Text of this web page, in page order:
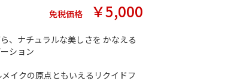
免税価格 ￥5,000
、ナチュラルな美しさを かなえる
ション
イクの原点ともいえるリクイドフ